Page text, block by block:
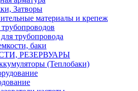
Затворы
материалы и крепеж
трубопровода
баки
РЕЗЕРВУАРЫ
(Теплобаки)